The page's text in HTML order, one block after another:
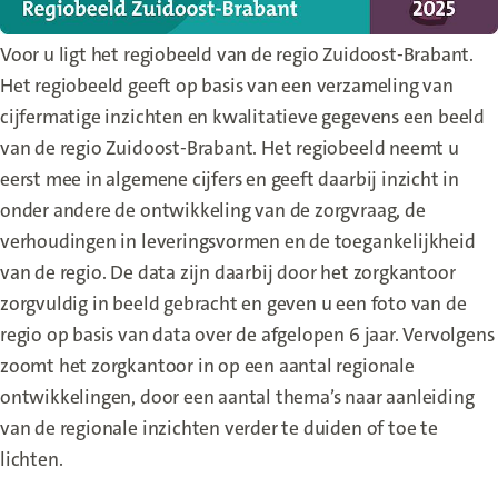
Voor u ligt het regiobeeld van de regio Zuidoost-Brabant.
Het regiobeeld geeft op basis van een verzameling van
cijfermatige inzichten en kwalitatieve gegevens een beeld
van de regio Zuidoost-Brabant. Het regiobeeld neemt u
eerst mee in algemene cijfers en geeft daarbij inzicht in
onder andere de ontwikkeling van de zorgvraag, de
verhoudingen in leveringsvormen en de toegankelijkheid
van de regio. De data zijn daarbij door het zorgkantoor
zorgvuldig in beeld gebracht en geven u een foto van de
regio op basis van data over de afgelopen 6 jaar. Vervolgens
zoomt het zorgkantoor in op een aantal regionale
ontwikkelingen, door een aantal thema’s naar aanleiding
van de regionale inzichten verder te duiden of toe te
lichten.